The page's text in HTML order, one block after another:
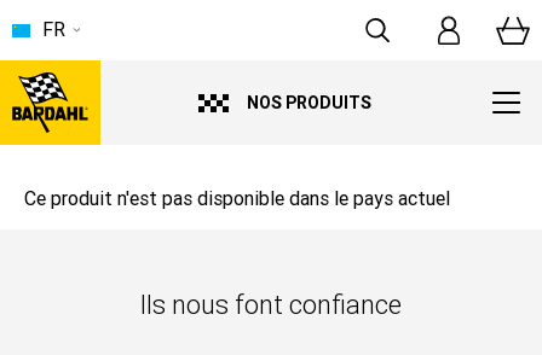
NOS PRODUITS
FR
Ce produit n'est pas disponible dans le pays actuel
Ils nous font confiance